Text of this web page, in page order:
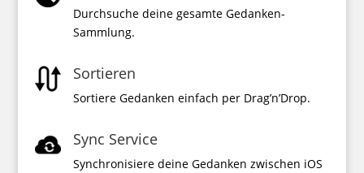
Durchsuche deine gesamte Gedanken-
Sammlung.
Sortieren
Sortiere Gedanken einfach per Drag’n’Drop.
Sync Service
Synchronisiere deine Gedanken zwischen iOS